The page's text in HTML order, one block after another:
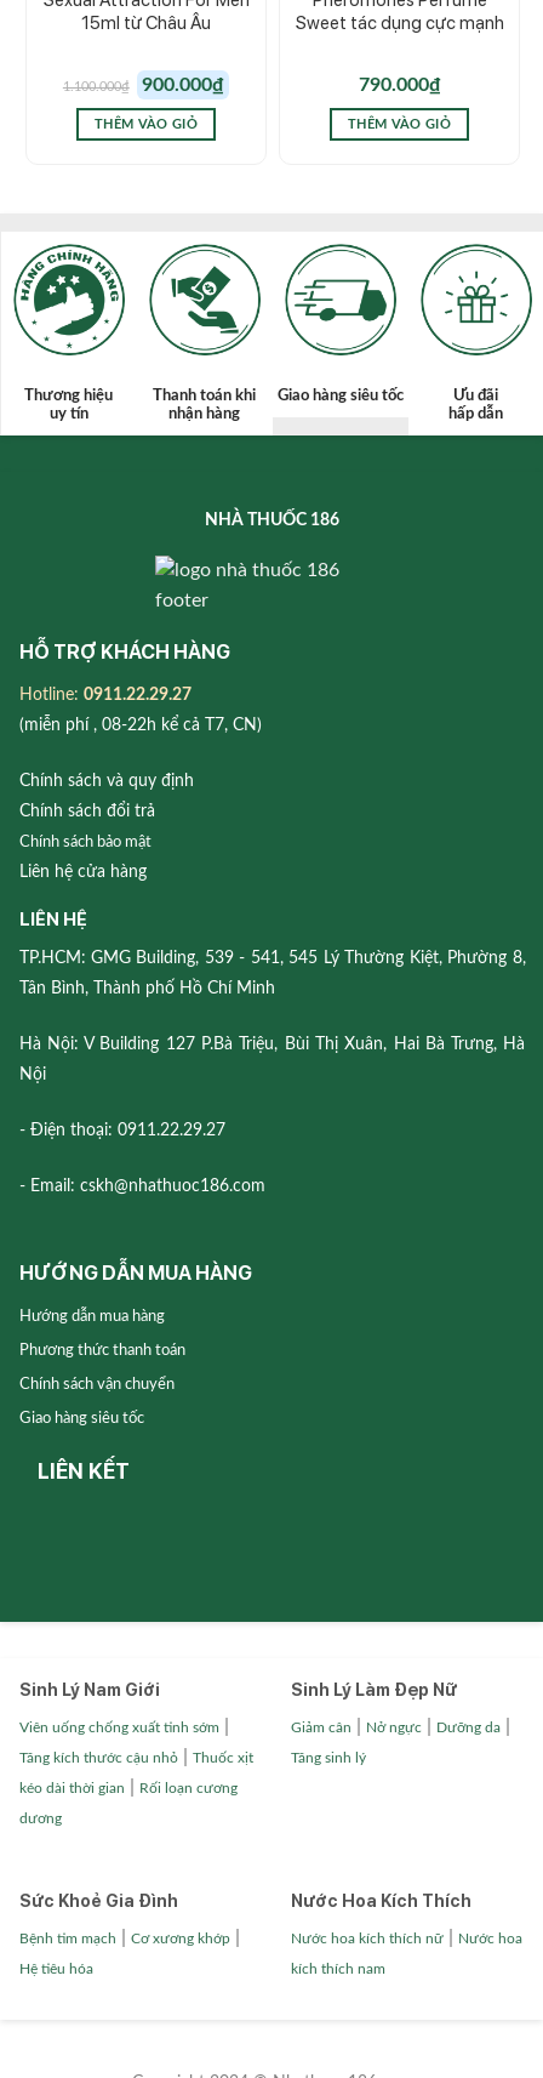
15ml từ Châu Âu
1.100.000₫
Giá
gốc
là:
1.100.000₫.
900.000₫ hiện
THÊM VÀO GIỎ
Sweet tác dụng cực mạnh
790.000₫
THÊM VÀO GIỎ
Thương hiệu
uy tín
Thanh toán khi
nhận hàng
Giao hàng siêu tốc
Ưu đãi
hấp dẫn
NHÀ THUỐC 186
HỖ TRỢ KHÁCH HÀNG
Hotline: 0911.22.29.27
(miễn phí , 08-22h kể cả T7, CN)
Chính sách và quy định
Chính sách đổi trả
Chính sách bảo mật
Liên hệ cửa hàng
LIÊN HỆ
TP.HCM: GMG Building, 539 - 541, 545 Lý Thường Kiệt, Phường 8,
Tân Bình, Thành phố Hồ Chí Minh
Hà Nội: V Building 127 P.Bà Triệu, Bùi Thị Xuân, Hai Bà Trưng, Hà
Nội
- Điện thoại: 0911.22.29.27
- Email: cskh@nhathuoc186.com
HƯỚNG DẪN MUA HÀNG
Hướng dẫn mua hàng
Phương thức thanh toán
Chính sách vận chuyển
Giao hàng siêu tốc
LIÊN KẾT
Sinh Lý Nam Giới
Viên uống chống xuất tinh sớm
Tăng kích thước cậu nhỏ| Thuốc xịt
kéo dài thời gian Rối loạn cương
dương
Sinh Lý Làm Đẹp Nữ
Giảm cân Nở ngực| Dưỡng da|
Tăng sinh lý
Sức Khoẻ Gia Đình
Bệnh tim mạch Cơ xương khớp|
Hệ tiêu hóa
Nước Hoa Kích Thích
Nước hoa kích thích nữ| Nước hoa
kích thích nam